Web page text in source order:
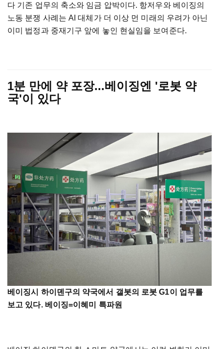
다 기존 업무의 축소와 임금 압박이다. 항저우와 베이징의
노동 분쟁 사례는 AI 대체가 더 이상 먼 미래의 우려가 아닌
이미 법정과 중재기구 앞에 놓인 현실임을 보여준다.
1분 만에 약 포장...베이징엔 '로봇 약
국'이 있다
베이징시 하이뎬구의 약국에서 갤봇의 로봇 G1이 업무를
보고 있다. 베이징=이혜미 특파원